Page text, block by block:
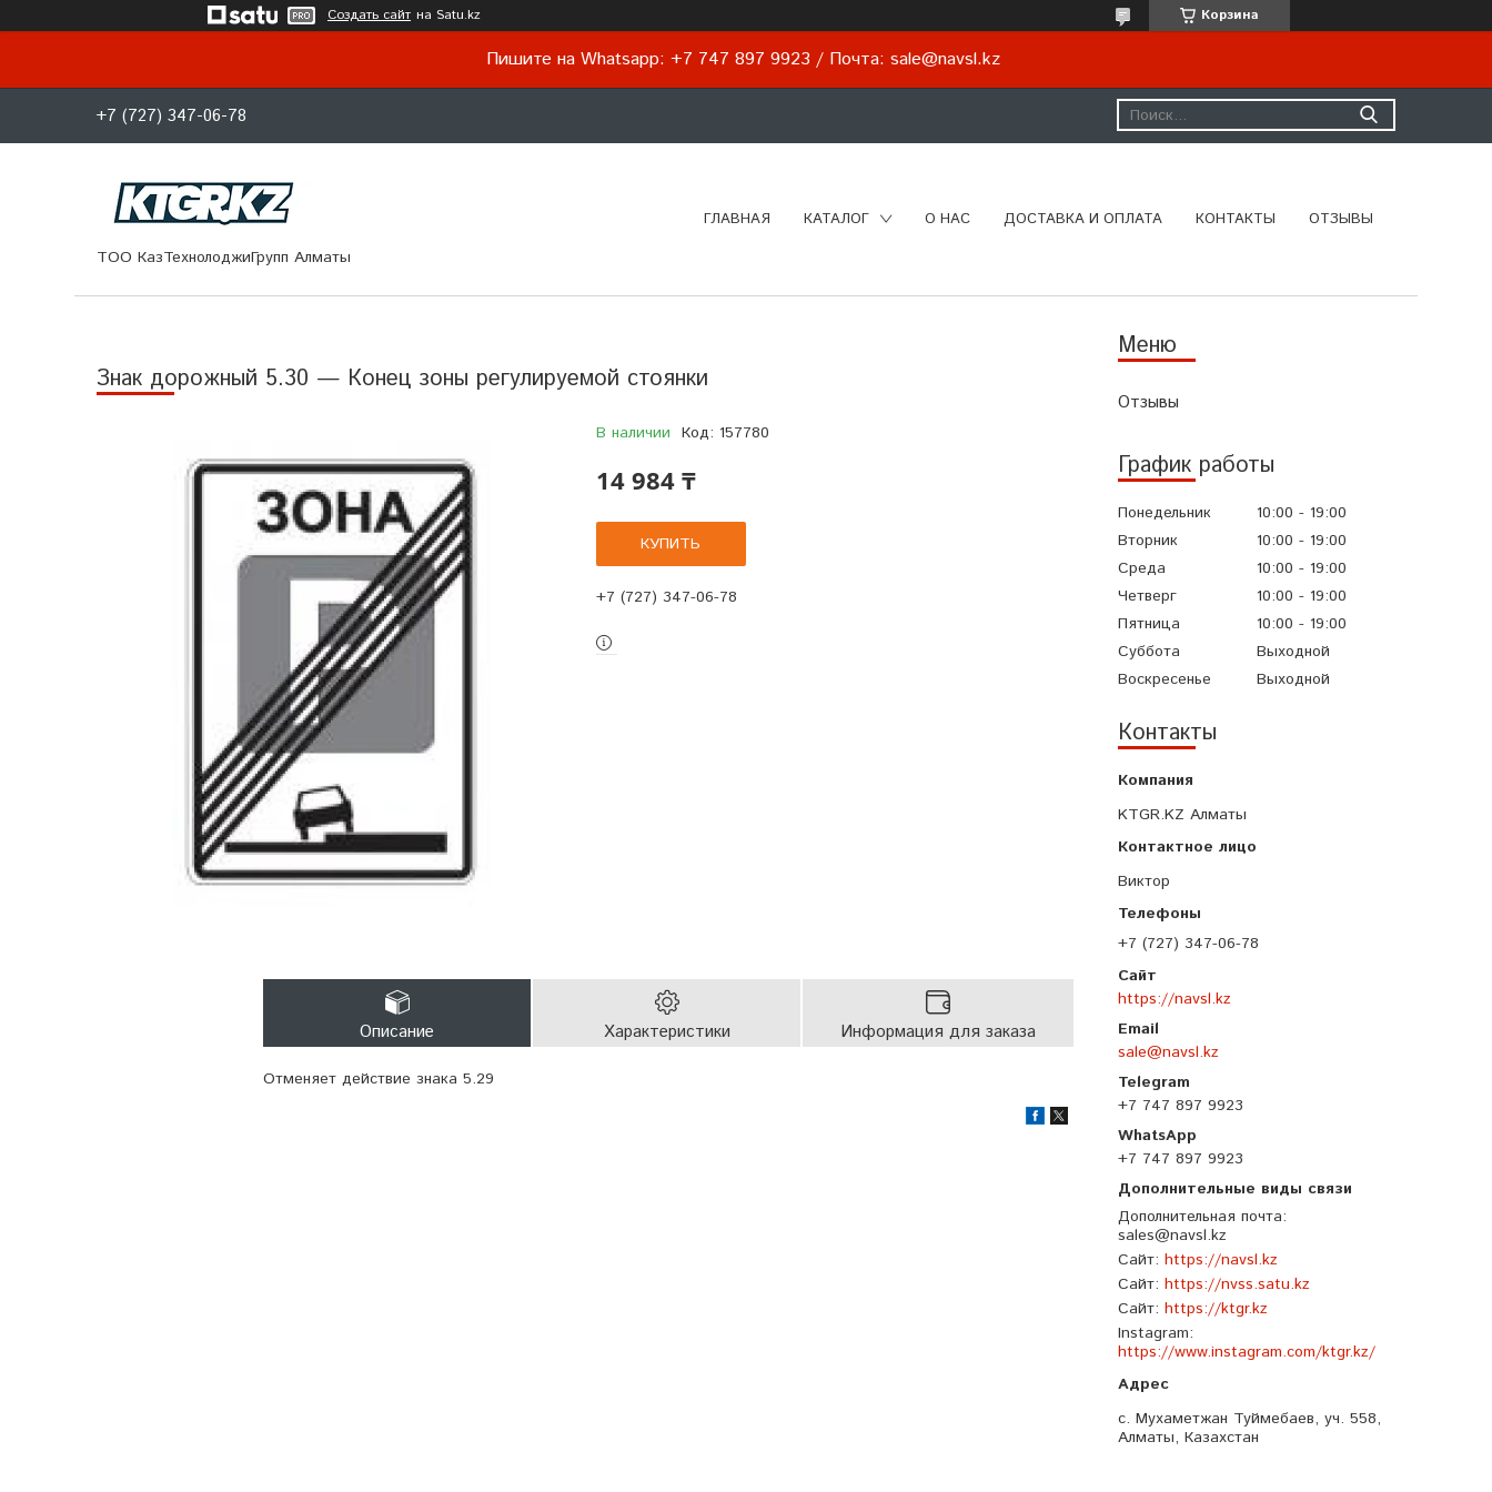
Создать сайт на Satu.kz Корзина
Пишите на Whatsapp: +7 747 897 9923 / Почта: sale@navsl.kz
+7 (727) 347-06-78
ТОО КазТехнолоджиГрупп Алматы
ГЛАВНАЯ КАТАЛОГ О НАС ДОСТАВКА И ОПЛАТА КОНТАКТЫ ОТЗЫВЫ
Отзывы
График работы
Понедельник 10:00
19:00
Вторник
10:00
19:00
Среда
10:00
19:00
Четверг
10:00
19:00
Пятница
10:00
19:00
Суббота
Выходной
Воскресенье
Выходной
Контакты
KTGR.KZ Алматы
Виктор
+7 (727) 347-06-78
https://navsl.kz
sale@navsl.kz
+7 747 897 9923
+7 747 897 9923
Дополнительная почта
sales@navsl.kz
Сайт https://navsl.kz
Сайт https://nvss.satu.kz
Сайт https://ktgr.kz
Instagram
https://www.instagram.com/ktgr.kz/
с. Мухаметжан Туймебаев, уч. 558,
Алматы, Казахстан
Знак дорожный 5.30 — Конец зоны регулируемой стоянки
В наличии Код: 157780
14 984 ₸
КУПИТЬ
+7 (727) 347-06-78
Описание Характеристики Информация для заказа
Отменяет действие знака 5.29